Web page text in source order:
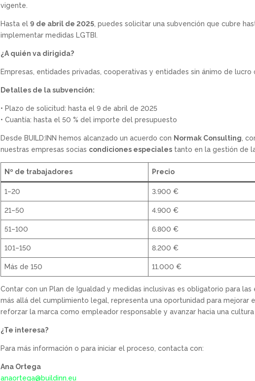
vigente.
Hasta el 9 de abril de 2025, puedes solicitar una subvención que cubre
implementar medidas LGTBI.
¿A quién va dirigida?
Empresas, entidades privadas, cooperativas y entidades sin ánimo de
Detalles de la subvención:
• Plazo de solicitud: hasta el 9 de abril de 2025
• Cuantía: hasta el 50 % del importe del presupuesto
Desde BUILD:INN hemos alcanzado un acuerdo con Normak Consulting,
nuestras empresas socias condiciones especiales tanto en la gestión de
Nº de trabajadores Precio
1–20 3.900 €
21–50 4.900 €
51–100 6.800 €
101–150 8.200 €
Más de 150 11.000 €
Contar con un Plan de Igualdad y medidas inclusivas es obligatorio para
más allá del cumplimiento legal, representa una oportunidad para mejorar
reforzar la marca como empleador responsable y avanzar hacia una
¿Te interesa?
Para más información o para iniciar el proceso, contacta con:
Ana Ortega
anaortega@buildinn.eu